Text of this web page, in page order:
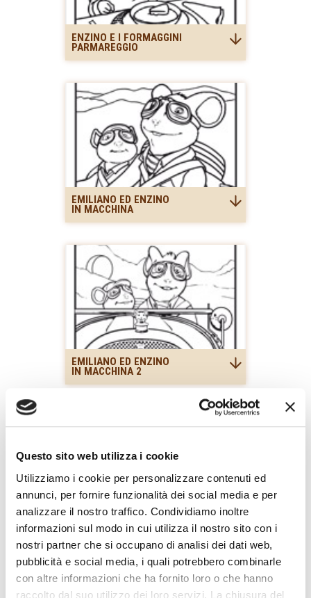
Questo sito web utilizza i cookie
Utilizziamo i cookie per personalizzare contenuti ed
annunci, per fornire funzionalità dei social media e per
analizzare il nostro traffico. Condividiamo inoltre
informazioni sul modo in cui utilizza il nostro sito con i
nostri partner che si occupano di analisi dei dati web,
pubblicità e social media, i quali potrebbero combinarle
con altre informazioni che ha fornito loro o che hanno
raccolto dal suo utilizzo dei loro servizi. La chiusura del
ENZINO E I FORMAGGINI
PARMAREGGIO
EMILIANO ED ENZINO
IN MACCHINA
EMILIANO ED ENZINO
IN MACCHINA 2
EMILIANO IL
TOPOLINO INTENDITORE